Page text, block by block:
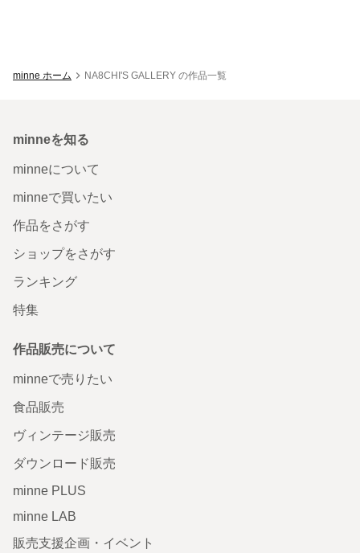
minne ホーム NA8CHI'S GALLERY の作品一覧
minneを知る
minneについて
minneで買いたい
作品をさがす
ショップをさがす
ランキング
特集
作品販売について
minneで売りたい
食品販売
ヴィンテージ販売
ダウンロード販売
minne PLUS
minne LAB
販売支援企画・イベント